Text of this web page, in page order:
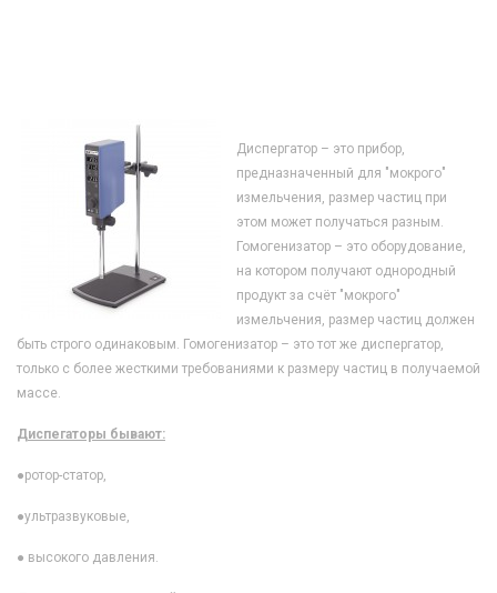
Диспергатор – это прибор,
предназначенный для "мокрого"
измельчения, размер частиц при
этом может получаться разным.
Гомогенизатор – это оборудование,
на котором получают однородный
продукт за счёт "мокрого"
измельчения, размер частиц должен
быть строго одинаковым. Гомогенизатор – это тот же диспергатор,
только с более жесткими требованиями к размеру частиц в получаемой
массе.
Диспегаторы бывают:
●ротор-статор,
●ультразвуковые,
● высокого давления.